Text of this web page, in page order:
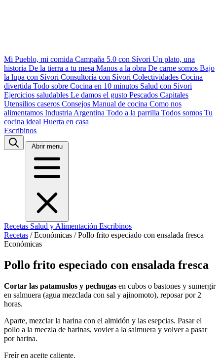
Mi Pueblo, mi comida Campaña 5.0 con Sívori Un plato, una
historia De la tierra a tu mesa Manos a la obra De carne somos Bajo
la lupa con Sívori Consultoría con Sívori Colectividades Cocina
divertida Todo sobre Cocina en 10 minutos Salud con Sívori
Ejercicios saludables Le damos el gusto Pescados Capitales
Utensilios caseros Consejos Manual de cocina Como nos
alimentamos Industria Argentina Todo a la parrilla Todos somos Tu
cocina ideal Huerta en casa
Escribinos
Abrir menu
Recetas Salud y Alimentación Escribinos
Recetas / Económicas / Pollo frito especiado con ensalada fresca
Económicas
Pollo frito especiado con ensalada fresca
Cortar las patamuslos y pechugas en cubos o bastones y sumergir
en salmuera (agua mezclada con sal y ajinomoto), reposar por 2
horas.
Aparte, mezclar la harina con el almidón y las esepcias. Pasar el
pollo a la meczla de harinas, vovler a la salmuera y volver a pasar
por harina.
Freír en aceite caliente.